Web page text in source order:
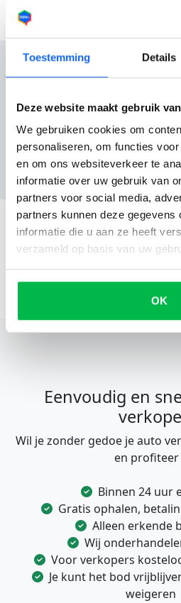
Toestemming Details
Deze website maakt gebruik
We gebruiken cookies om
personaliseren, om functies
en om ons websiteverkeer te
informatie over uw gebruik van
partners voor social media,
partners kunnen deze gegevens
informatie die u aan ze heeft
verzameld op basis van uw
OK
Nog geen reviews
Eenvoudig en
Wil je zonder gedoe je auto
en profiteer
Binnen 24 uur
Gratis ophalen,
Alleen erkende
Wij
Voor verkopers
Je kunt het bod
weigeren